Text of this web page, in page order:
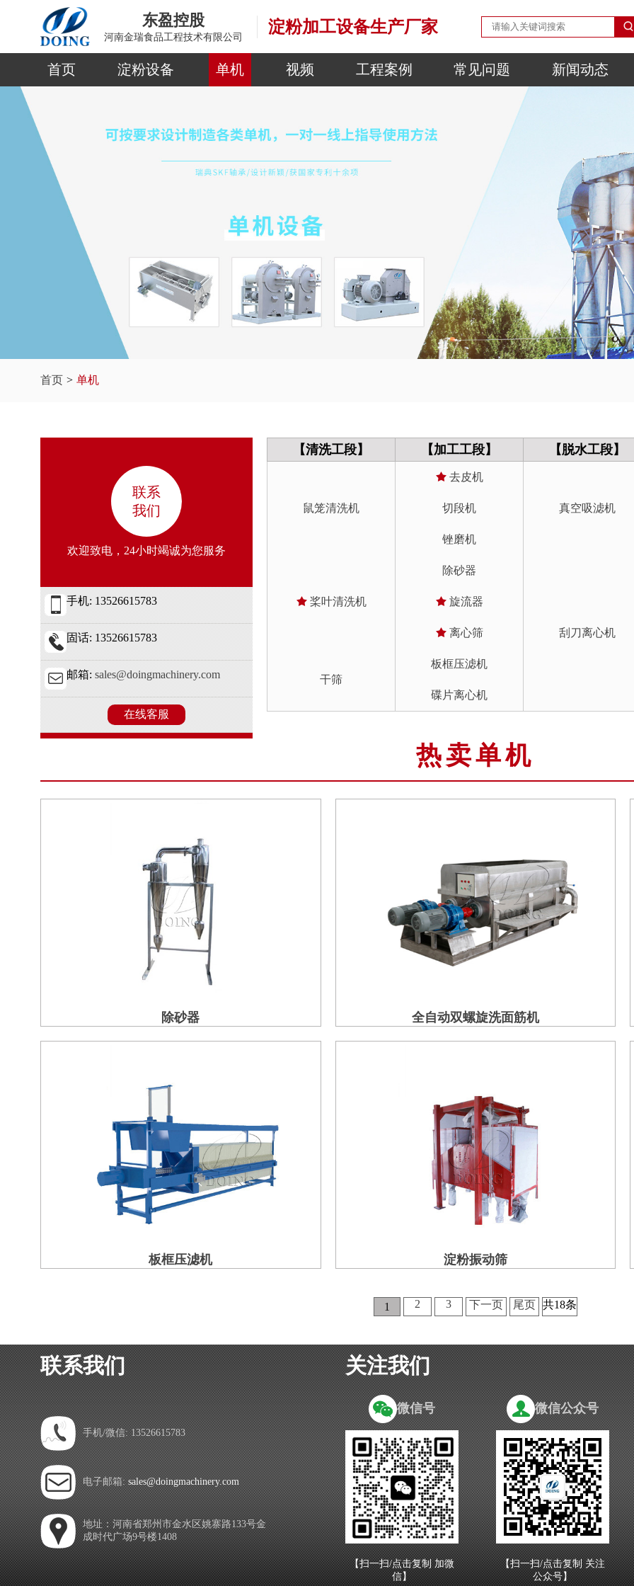
东盈控股
河南金瑞食品工程技术有限公司
淀粉加工设备生产厂家
首页 淀粉设备 单机 视频 工程案例 常见问题 新闻动态
首页 > 单机
联系
我们
欢迎致电，24小时竭诚为您服务
手机: 13526615783
固话: 13526615783
邮箱:sales@doingmachinery.com
在线客服
【清洗工段】 【加工工段】 【脱水工段】
鼠笼清洗机
去皮机
真空吸滤机
切段机
锉磨机
桨叶清洗机
除砂器
刮刀离心机
旋流器
离心筛
干筛
板框压滤机
碟片离心机
热卖单机
除砂器 全自动双螺旋洗面筋机
板框压滤机 淀粉振动筛
1 2 3 下一页 尾页 共18条
联系我们
手机/微信: 13526615783
电子邮箱:sales@doingmachinery.com
地址：河南省郑州市金水区姚寨路133号金
成时代广场9号楼1408
关注我们
微信号
【扫一扫/点击复制 加微
信】
微信公众号
【扫一扫/点击复制 关注
公众号】